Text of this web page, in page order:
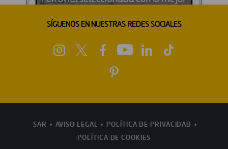
SÍGUENOS EN NUESTRAS REDES SOCIALES
SAR AVISO LEGAL
POLÍTICA DE PRIVACIDAD
POLÍTICA DE COOKIES